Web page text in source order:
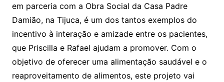
em parceria com a Obra Social da Casa Padre
Damião, na Tijuca, é um dos tantos exemplos do
incentivo à interação e amizade entre os pacientes,
que Priscilla e Rafael ajudam a promover. Com o
objetivo de oferecer uma alimentação saudável e o
reaproveitamento de alimentos, este projeto vai